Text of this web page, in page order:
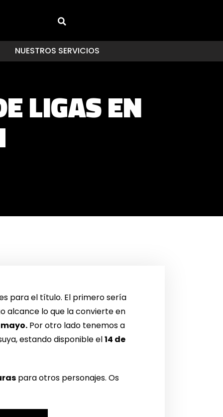
NUESTROS SERVICIOS
LIGAS EN
para el título. El primero sería
alcance lo que la convierte en
mayo. Por otro lado tenemos a
estando disponible el14 de
para otros personajes. Os